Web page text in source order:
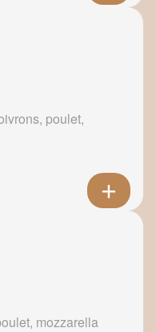
poulet,
mozzarella